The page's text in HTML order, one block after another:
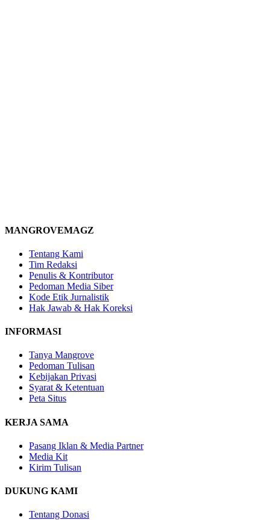
MANGROVEMAGZ
Tentang Kami
Tim Redaksi
Penulis & Kontributor
Pedoman Media Siber
Kode Etik Jurnalistik
Hak Jawab & Hak Koreksi
INFORMASI
Tanya Mangrove
Pedoman Tulisan
Kebijakan Privasi
Syarat & Ketentuan
Peta Situs
KERJA SAMA
Pasang Iklan & Media Partner
Media Kit
Kirim Tulisan
DUKUNG KAMI
Tentang Donasi